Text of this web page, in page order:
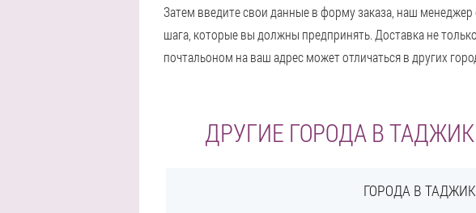
Затем введите свои данные в форму заказа, наш менеджер
шага, которые вы должны предпринять. Доставка не
почтальоном на ваш адрес может отличаться в других
ДРУГИЕ ГОРОДА В
ГОРОДА В